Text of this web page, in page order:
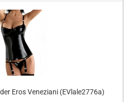
Eros Veneziani (EVlale2776a)